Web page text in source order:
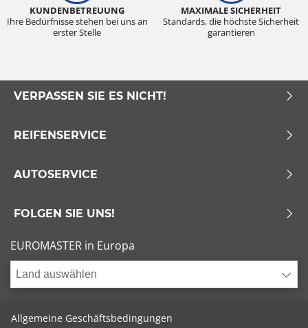
KUNDENBETREUUNG
Ihre Bedürfnisse stehen bei uns an
erster Stelle
MAXIMALE SICHERHEIT
Standards, die höchste Sicherheit
garantieren
VERPASSEN SIE ES NICHT!
REIFENSERVICE
AUTOSERVICE
FOLGEN SIE UNS!
EUROMASTER in Europa
Land auswählen
Allgemeine Geschäftsbedingungen